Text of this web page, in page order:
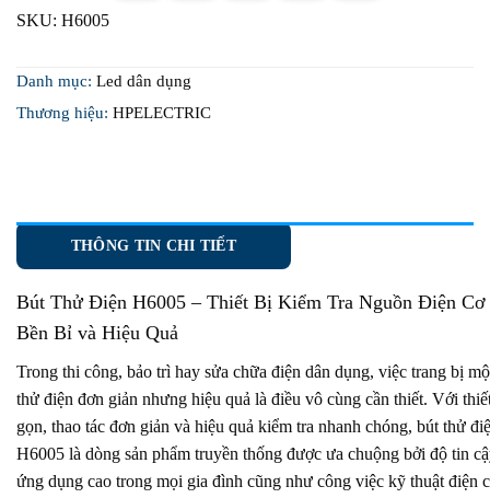
SKU: H6005
Danh mục: Led dân dụng
Thương hiệu: HPELECTRIC
THÔNG TIN CHI TIẾT
Bút Thử Điện H6005 – Thiết Bị Kiểm Tra Nguồn Điện Cơ
Bền Bỉ và Hiệu Quả
Trong thi công, bảo trì hay sửa chữa điện dân dụng, việc trang bị
thử điện đơn giản nhưng hiệu quả là điều vô cùng cần thiết. Với
gọn, thao tác đơn giản và hiệu quả kiểm tra nhanh chóng, bút thử
H6005 là dòng sản phẩm truyền thống được ưa chuộng bởi độ tin
ứng dụng cao trong mọi gia đình cũng như công việc kỹ thuật điện